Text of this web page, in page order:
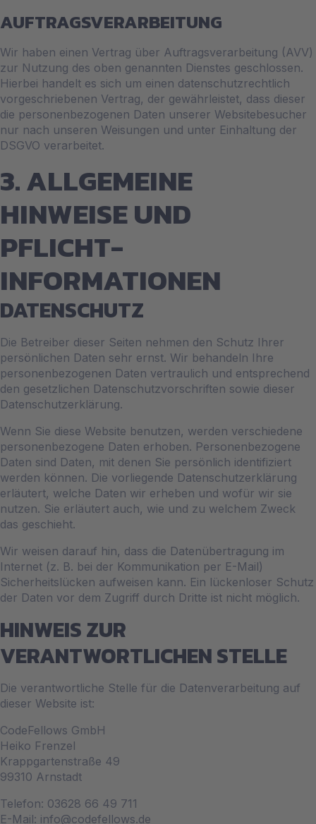
AUFTRAGSVERARBEITUNG
Wir haben einen Vertrag über Auftragsverarbeitung (AVV)
zur Nutzung des oben genannten Dienstes geschlossen.
Hierbei handelt es sich um einen datenschutzrechtlich
vorgeschriebenen Vertrag, der gewährleistet, dass dieser
die personenbezogenen Daten unserer Websitebesucher
nur nach unseren Weisungen und unter Einhaltung der
DSGVO verarbeitet.
3. ALLGEMEINE
HINWEISE UND
PFLICHT­
INFORMATIONEN
DATENSCHUTZ
Die Betreiber dieser Seiten nehmen den Schutz Ihrer
persönlichen Daten sehr ernst. Wir behandeln Ihre
personenbezogenen Daten vertraulich und entsprechend
den gesetzlichen Datenschutzvorschriften sowie dieser
Datenschutzerklärung.
Wenn Sie diese Website benutzen, werden verschiedene
personenbezogene Daten erhoben. Personenbezogene
Daten sind Daten, mit denen Sie persönlich identifiziert
werden können. Die vorliegende Datenschutzerklärung
erläutert, welche Daten wir erheben und wofür wir sie
nutzen. Sie erläutert auch, wie und zu welchem Zweck
das geschieht.
Wir weisen darauf hin, dass die Datenübertragung im
Internet (z. B. bei der Kommunikation per E-Mail)
Sicherheitslücken aufweisen kann. Ein lückenloser Schutz
der Daten vor dem Zugriff durch Dritte ist nicht möglich.
HINWEIS ZUR
VERANTWORTLICHEN STELLE
Die verantwortliche Stelle für die Datenverarbeitung auf
dieser Website ist:
CodeFellows GmbH
Heiko Frenzel
Krappgartenstraße 49
99310 Arnstadt
Telefon: 03628 66 49 711
E-Mail: info@codefellows.de